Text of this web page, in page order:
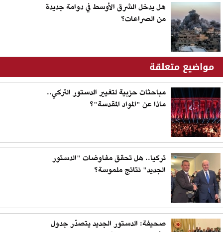
هل يدخل الشرق الأوسط في دوامة جديدة
من الصراعات؟
مواضيع متعلقة
مباحثات حزبية لتغيير الدستور التركي..
ماذا عن "المواد المقدسة"؟
تركيا.. هل تحقق مفاوضات "الدستور
الجديد" نتائج ملموسة؟
صحيفة: الدستور الجديد يتصدّر جدول